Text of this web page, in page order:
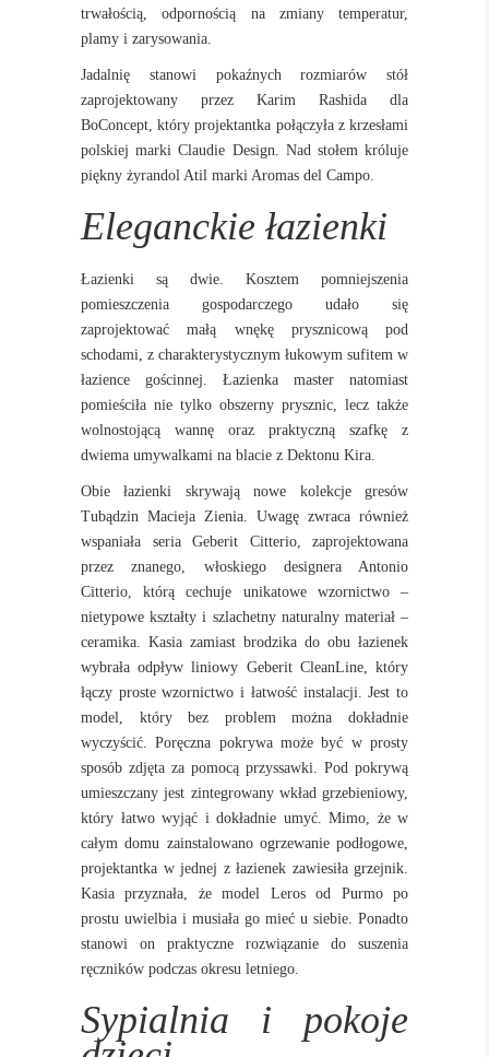
trwałością, odpornością na zmiany temperatur,
plamy i zarysowania.
Jadalnię stanowi pokaźnych rozmiarów stół
zaprojektowany przez Karim Rashida dla
BoConcept, który projektantka połączyła z krzesłami
polskiej marki Claudie Design. Nad stołem króluje
piękny żyrandol Atil marki Aromas del Campo.
Eleganckie łazienki
Łazienki są dwie. Kosztem pomniejszenia
pomieszczenia gospodarczego udało się
zaprojektować małą wnękę prysznicową pod
schodami, z charakterystycznym łukowym sufitem w
łazience gościnnej. Łazienka master natomiast
pomieściła nie tylko obszerny prysznic, lecz także
wolnostojącą wannę oraz praktyczną szafkę z
dwiema umywalkami na blacie z Dektonu Kira.
Obie łazienki skrywają nowe kolekcje gresów
Tubądzin Macieja Zienia. Uwagę zwraca również
wspaniała seria Geberit Citterio, zaprojektowana
przez znanego, włoskiego designera Antonio
Citterio, którą cechuje unikatowe wzornictwo –
nietypowe kształty i szlachetny naturalny materiał –
ceramika. Kasia zamiast brodzika do obu łazienek
wybrała odpływ liniowy Geberit CleanLine, który
łączy proste wzornictwo i łatwość instalacji. Jest to
model, który bez problem można dokładnie
wyczyścić. Poręczna pokrywa może być w prosty
sposób zdjęta za pomocą przyssawki. Pod pokrywą
umieszczany jest zintegrowany wkład grzebieniowy,
który łatwo wyjąć i dokładnie umyć. Mimo, że w
całym domu zainstalowano ogrzewanie podłogowe,
projektantka w jednej z łazienek zawiesiła grzejnik.
Kasia przyznała, że model Leros od Purmo po
prostu uwielbia i musiała go mieć u siebie. Ponadto
stanowi on praktyczne rozwiązanie do suszenia
ręczników podczas okresu letniego.
Sypialnia i pokoje